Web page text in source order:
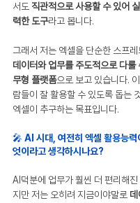
서도 직관적으로 사용할 수 있어
력한 도구라고 봅니다.
그래서 저는 엑셀을 단순한 스프
데이터와 업무를 주도적으로 다룰
무형 플랫폼으로 보고 있습니다.
람들이 잘 활용할 수 있도록 돕는
엑셀이 추구하는 목표입니다.
🎤 AI 시대, 여전히 엑셀 활용능력
엇이라고 생각하시나요?
AI덕분에 업무가 훨씬 더 편리해
지만 저는 오히려 지금이야말로